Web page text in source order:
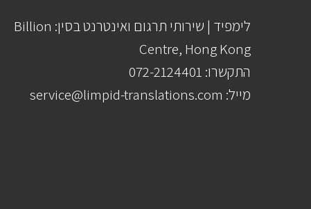
לימפיד | שירותי תרגום ואינטרנט בסין: Billion
Centre, Hong Kong
התקשרו: 072-2124401
מייל: service@limpid-translations.com